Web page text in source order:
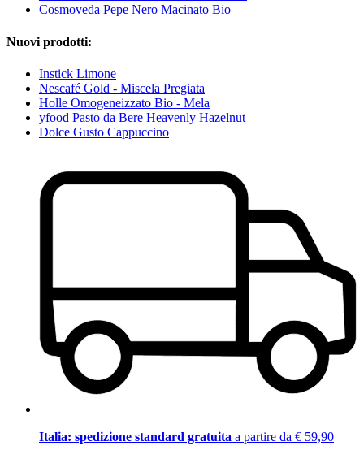
Cosmoveda Pepe Nero Macinato Bio
Nuovi prodotti:
Instick Limone
Nescafé Gold - Miscela Pregiata
Holle Omogeneizzato Bio - Mela
yfood Pasto da Bere Heavenly Hazelnut
Dolce Gusto Cappuccino
Italia: spedizione standard gratuita a partire da € 59,90